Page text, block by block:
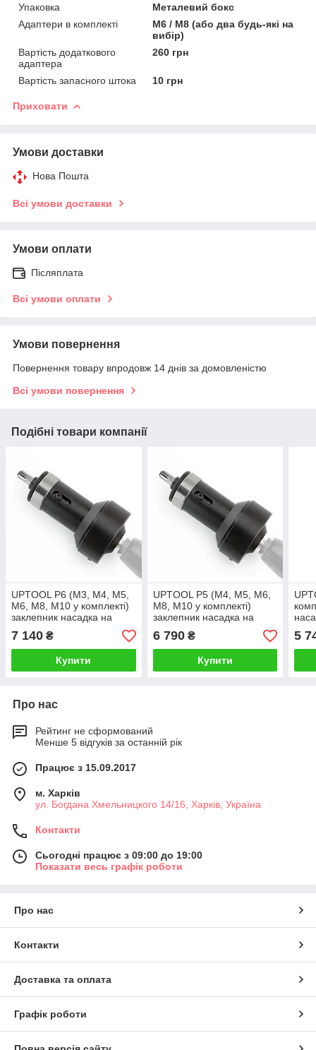
Упаковка
Металевий бокс
Адаптери в комплекті
М6 / М8 (або два будь-які на
вибір)
Вартість додаткового
адаптера
260 грн
Вартість запасного штока 10 грн
Приховати
Умови доставки
Нова Пошта
Всі умови доставки
Умови оплати
Післяплата
Всі умови оплати
Умови повернення
Повернення товару впродовж 14 днів за домовленістю
Всі умови повернення
Подібні товари компанії
UPTOOL P6 (М3, М4, М5,
М6, М8, М10 у комплекті)
заклепник насадка на
шурупокрут M3-M12
7 140 ₴
Купити
UPTOOL P5 (М4, М5, М6,
М8, М10 у комплекті)
заклепник насадка на
шурупокрут M3-M12
6 790₴
Купити
M3-
5
Про нас
Рейтинг не сформований
Менше 5 відгуків за останній рік
Працює з 15.09.2017
м. Харків
ул. Богдана Хмельницкого 14/16, Харків, Україна
Контакти
Сьогодні працює з 09:00 до 19:00
Показати весь графік роботи
Про нас
Контакти
Доставка та оплата
Графік роботи